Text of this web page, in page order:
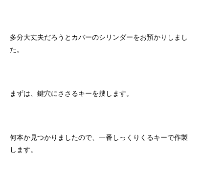
多分大丈夫だろうとカバーのシリンダーをお預かりしまし
た。
まずは、鍵穴にささるキーを捜します。
何本か見つかりましたので、一番しっくりくるキーで作製
します。